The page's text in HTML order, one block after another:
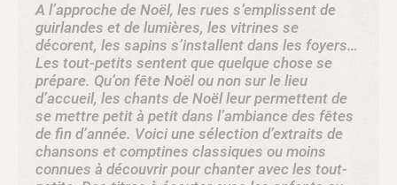
A l’approche de Noël, les rues s’emplissent de
guirlandes et de lumières, les vitrines se
décorent, les sapins s’installent dans les foyers…
Les tout-petits sentent que quelque chose se
prépare. Qu’on fête Noël ou non sur le lieu
d’accueil, les chants de Noël leur permettent de
se mettre petit à petit dans l’ambiance des fêtes
de fin d’année. Voici une sélection d’extraits de
chansons et comptines classiques ou moins
connues à découvrir pour chanter avec les tout-